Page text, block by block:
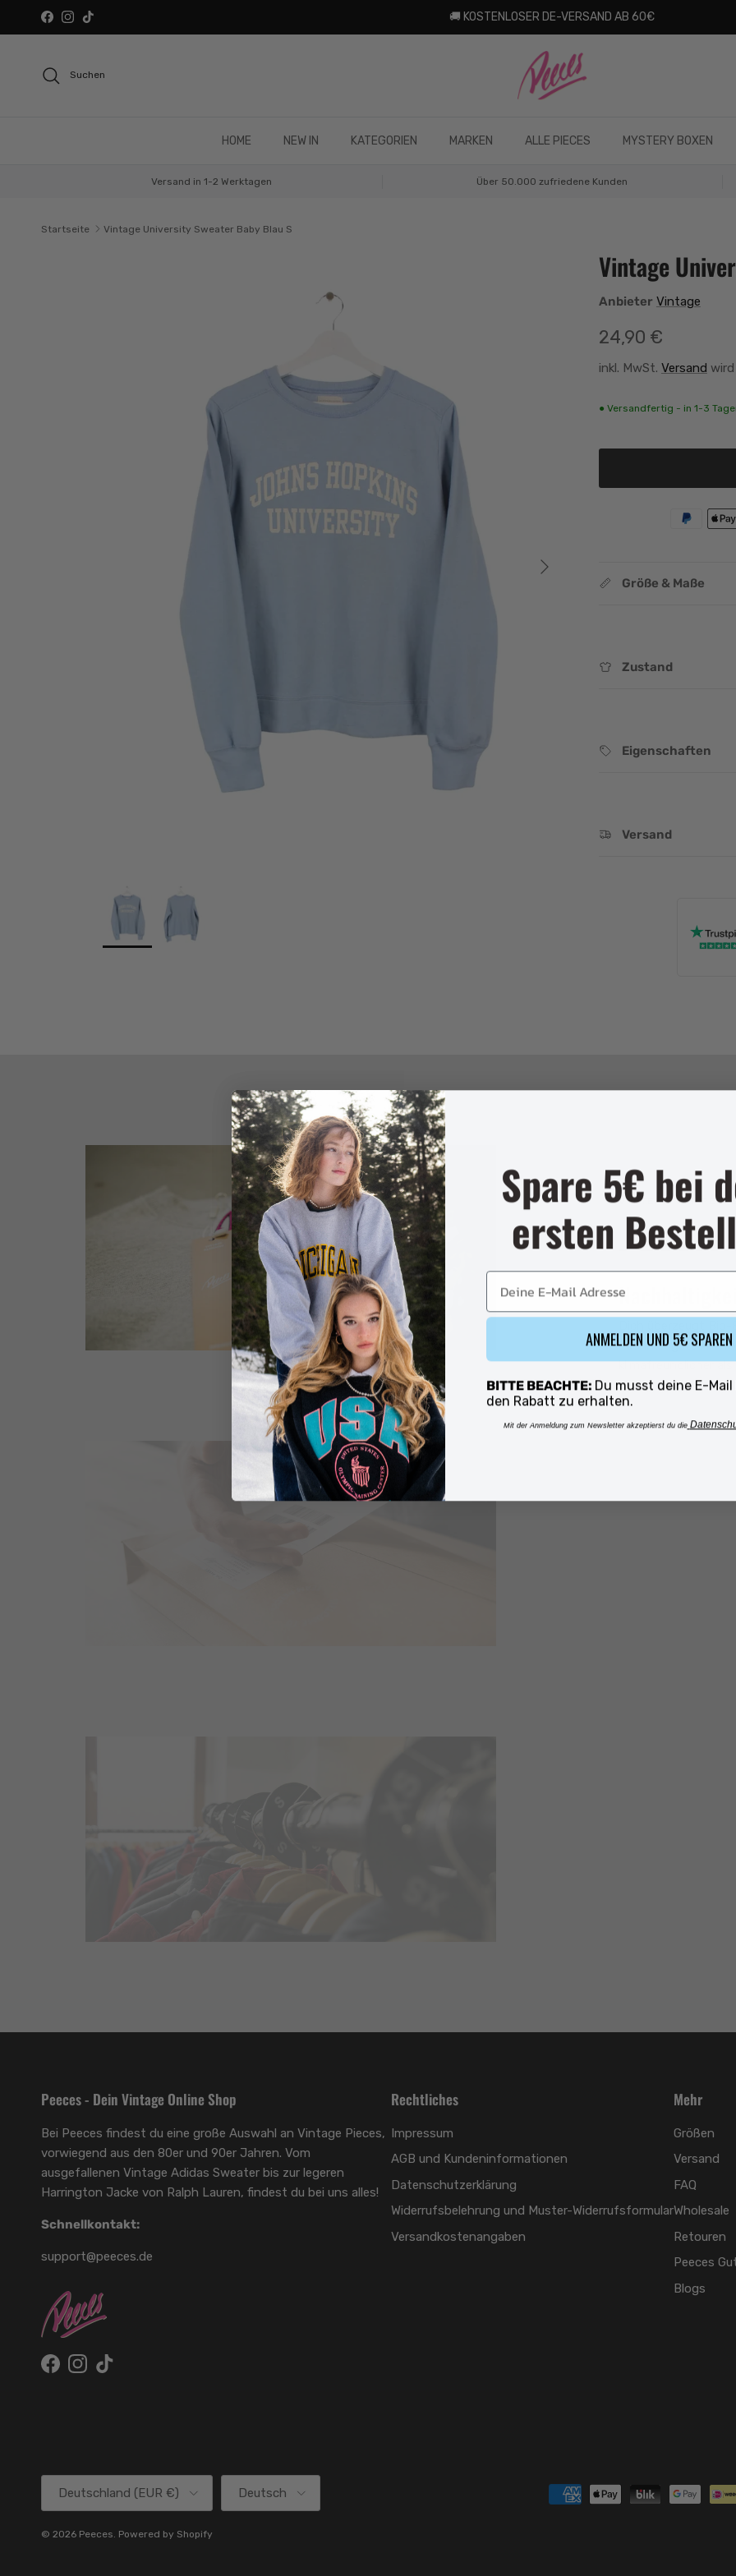
Direkt zum Inhalt
Facebook
Instagram
TikTok 🚚 KOSTENLOSER DE-VERSAND AB 60€
Suchen
HOME NEW IN KATEGORIEN MARKEN ALLE PIECES MYSTERY BOXEN
Versand in 1-2 Werktagen Über 50.000 zufriedene Kunden
Startseite Vintage University Sweater Baby Blau S
Nächste
Vintage
Anbieter Vintage
Normaler Preis
24,90 €
inkl. MwSt. Versand
● Versandfertig - in 1-3
Größe & Maße
Zustand
Eigenschaften
Versand
VORTEILE VON
Rating of 4 means .
The rating of this
Nachhaltigkeit
Dich überzeugt
nachhaltigste Art
klimafreundlicher
bei uns sparst du
Peeces - Dein Vintage Online Shop
Bei Peeces findest du eine große Auswahl an Vintage Pieces,
vorwiegend aus den 80er und 90er Jahren. Vom
ausgefallenen Vintage Adidas Sweater bis zur legeren
Harrington Jacke von Ralph Lauren, findest du bei uns alles!
Schnellkontakt:
support@peeces.de
Facebook
Instagram
TikTok
Rechtliches
Impressum
AGB und Kundeninformationen
Datenschutzerklärung
Widerrufsbelehrung und Muster-Widerrufsformular
Versandkostenangaben
Mehr
Größen
Versand
FAQ
Wholesale
Retouren
Peeces
Blogs
Land/Region
Deutschland (EUR €)
Sprache
Deutsch
© 2026 Peeces. Powered by Shopify
Spare 5€ bei
ersten
E-Mail
ANMELDEN UND 5€ SPAREN
BITTE BEACHTE: Du musst deine E-
den Rabatt zu erhalten.
Mit der Anmeldung zum Newsletter akzeptierst du die